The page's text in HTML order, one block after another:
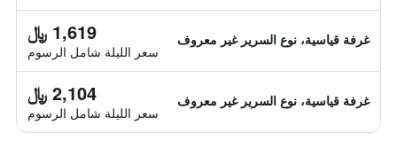
غرفة قياسية، نوع السرير غير معروف 1,619 ﷼
سعر الليلة شامل الرسوم
غرفة قياسية، نوع السرير غير معروف 2,104 ﷼
سعر الليلة شامل الرسوم